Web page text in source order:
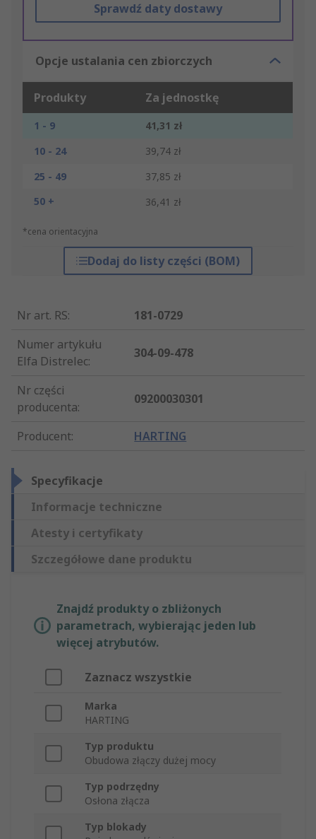
Sprawdź daty dostawy
Opcje ustalania cen zbiorczych
Produkty Za jednostkę
1 - 9
41,31 zł
10 - 24
39,74 zł
25 - 49
37,85 zł
50 +
36,41 zł
*cena orientacyjna
Dodaj do listy części (BOM)
Nr art. RS:
181-0729
Numer artykułu
Elfa Distrelec:
304-09-478
Nr części
producenta:
09200030301
Producent: HARTING
Specyfikacje
Informacje techniczne
Atesty i certyfikaty
Szczegółowe dane produktu
Znajdź produkty o zbliżonych
parametrach, wybierając jeden lub
więcej atrybutów.
Zaznacz wszystkie
Marka
HARTING
Typ produktu
Obudowa złączy dużej mocy
Typ podrzędny
Osłona złącza
Typ blokady